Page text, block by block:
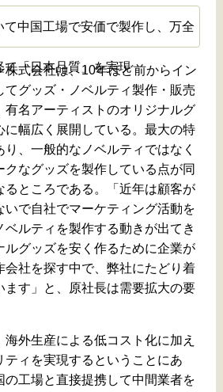
て中国工場で安価で製作し、万全
て「日本品質」を実現
株式会社は、10年ほど前からイン
てグッズ・ノベルティ製作・販売
有名アーティストのオリジナルグ
に幅広く展開している。最大の特
、一般的なノベルティではなく
クなグッズを製作している点が同
るところである。「近年は顧客が
いで自社でマーケティング活動を
ベルティを製作する動きが出てき
ルグッズを安く作るために企業が
会社を探す中で、弊社にたどり着
ます」と、原社長は需要拡大の要
海外生産による低コスト化に加え
ティを実現するということにあ
の工場と直接提携して中間業者を